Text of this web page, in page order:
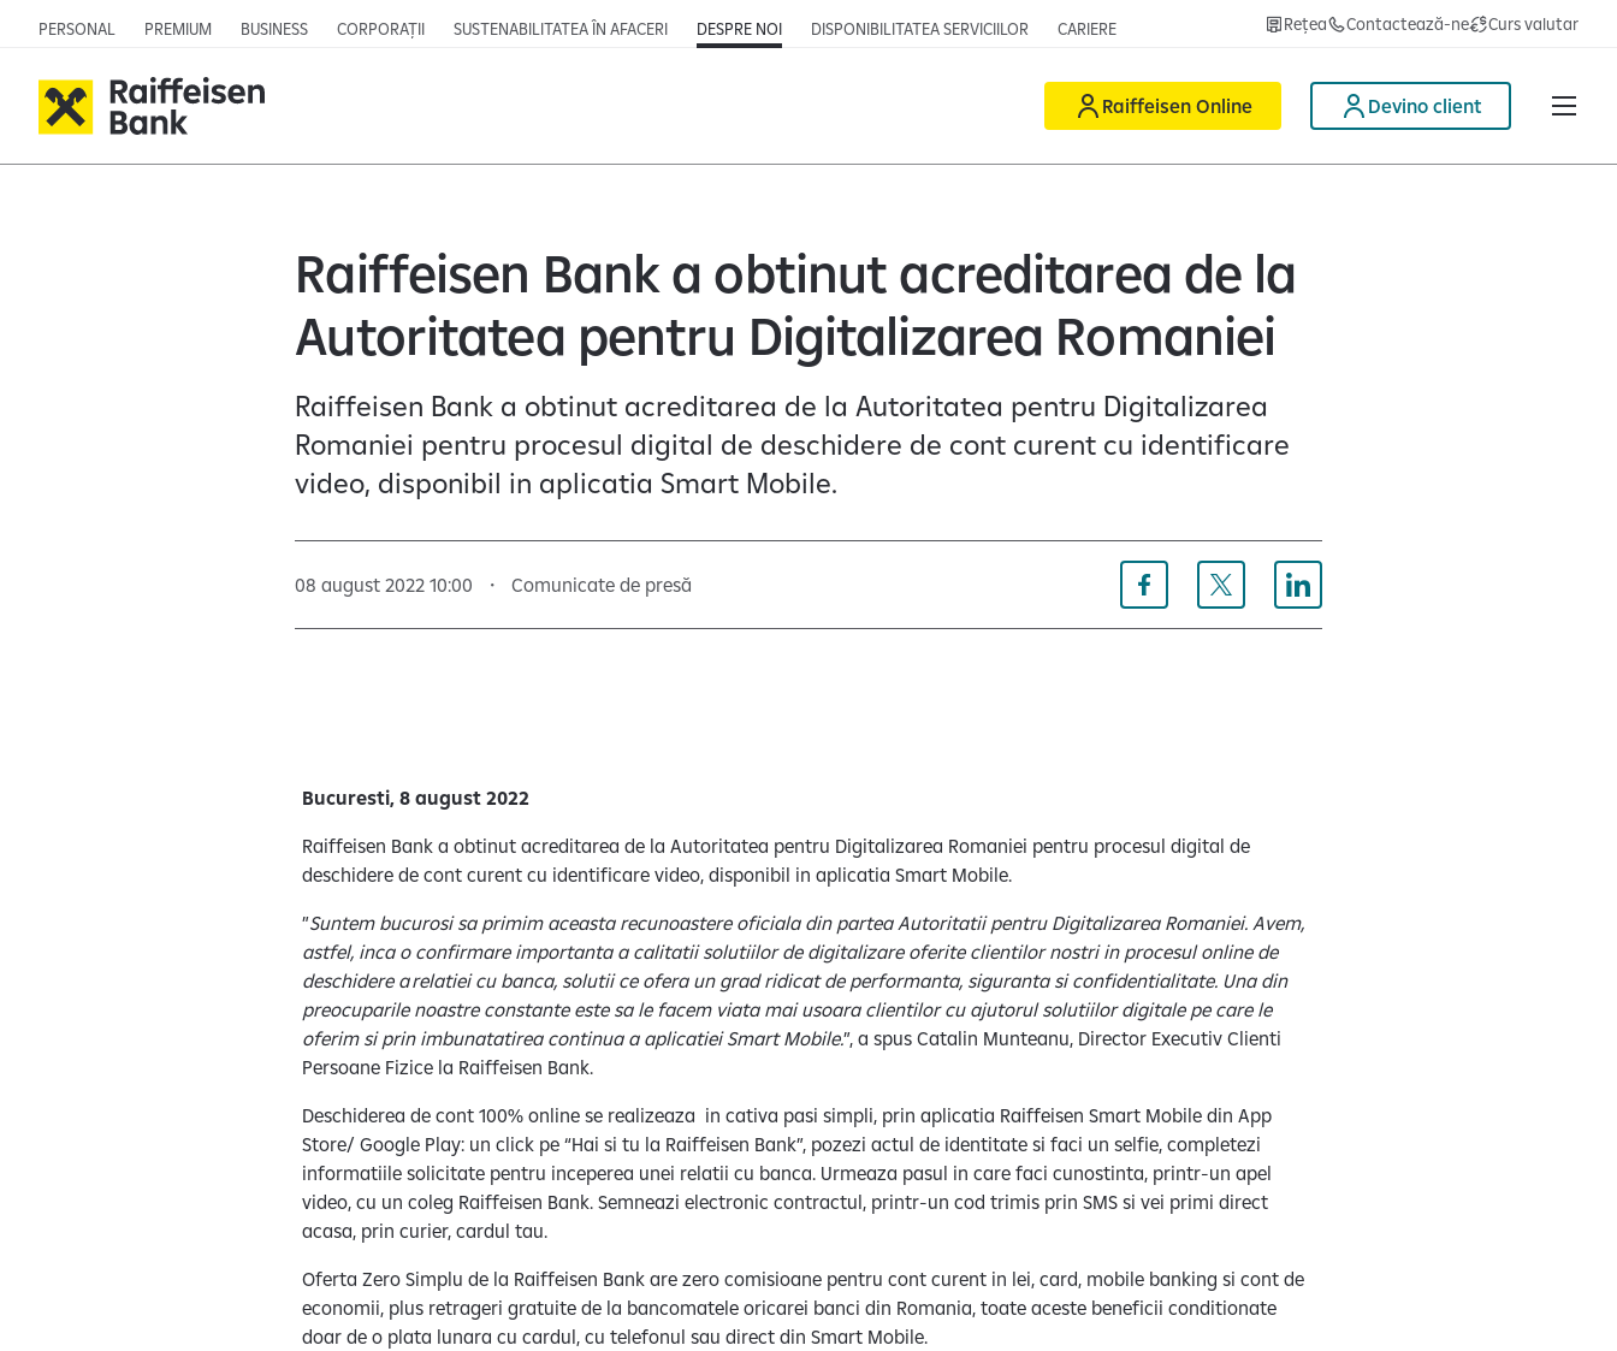
PERSONAL PREMIUM BUSINESS CORPORAȚII SUSTENABILITATEA ÎN AFACERI DESPRE NOI DISPONIBILITATEA SERVICIILOR CARIERE Rețea Contactează-ne Curs valutar
Raiffeisen Online Devino client
Raiffeisen Bank a obtinut acreditarea de la
Autoritatea pentru Digitalizarea Romaniei
Raiffeisen Bank a obtinut acreditarea de la Autoritatea pentru Digitalizarea
Romaniei pentru procesul digital de deschidere de cont curent cu identificare
video, disponibil in aplicatia Smart Mobile.
08 august 2022 10:00 Comunicate de presă
Bucuresti, 8 august 2022
Raiffeisen Bank a obtinut acreditarea de la Autoritatea pentru Digitalizarea Romaniei pentru procesul digital de
deschidere de cont curent cu identificare video, disponibil in aplicatia Smart Mobile.
”Suntem bucurosi sa primim aceasta recunoastere oficiala din partea Autoritatii pentru Digitalizarea Romaniei. Avem,
astfel, inca o confirmare importanta a calitatii solutiilor de digitalizare oferite clientilor nostri in procesul online de
deschidere a relatiei cu banca, solutii ce ofera un grad ridicat de performanta, siguranta si confidentialitate. Una din
preocuparile noastre constante este sa le facem viata mai usoara clientilor cu ajutorul solutiilor digitale pe care le
oferim si prin imbunatatirea continua a aplicatiei Smart Mobile.”, a spus Catalin Munteanu, Director Executiv Clienti
Persoane Fizice la Raiffeisen Bank.
Deschiderea de cont 100% online se realizeaza in cativa pasi simpli, prin aplicatia Raiffeisen Smart Mobile din App
Store/ Google Play: un click pe “Hai si tu la Raiffeisen Bank”, pozezi actul de identitate si faci un selfie, completezi
informatiile solicitate pentru inceperea unei relatii cu banca. Urmeaza pasul in care faci cunostinta, printr-un apel
video, cu un coleg Raiffeisen Bank. Semneazi electronic contractul, printr-un cod trimis prin SMS si vei primi direct
acasa, prin curier, cardul tau.
Oferta Zero Simplu de la Raiffeisen Bank are zero comisioane pentru cont curent in lei, card, mobile banking si cont de
economii, plus retrageri gratuite de la bancomatele oricarei banci din Romania, toate aceste beneficii conditionate
doar de o plata lunara cu cardul, cu telefonul sau direct din Smart Mobile.